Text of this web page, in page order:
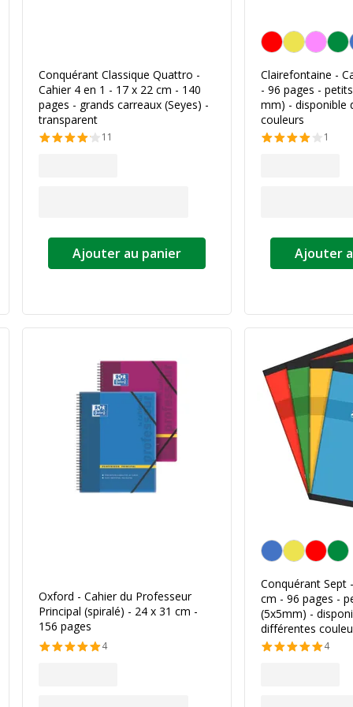
Conquérant Classique Quattro -
Cahier 4 en 1 - 17 x 22 cm - 140
pages - grands carreaux (Seyes) -
transparent
11
Ajouter au panier
Personnalisation de
Clairefontaine -
- 96 pages -
mm) - disponible
couleurs
1
Ajouter
Oxford - Cahier du Professeur
Principal (spiralé) - 24 x 31 cm -
156 pages
4
Personnalisation de
Conquérant Sept
cm - 96 pages -
(5x5mm) -
différentes
4